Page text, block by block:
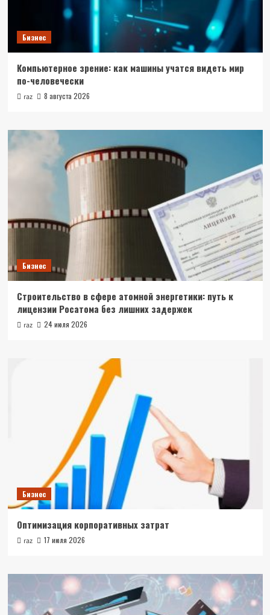
Бизнес
Компьютерное зрение: как машины учатся видеть мир
по-человечески
raz 8 августа 2026
Бизнес
Строительство в сфере атомной энергетики: путь к
лицензии Росатома без лишних задержек
raz 24 июля 2026
Бизнес
Оптимизация корпоративных затрат
raz 17 июля 2026